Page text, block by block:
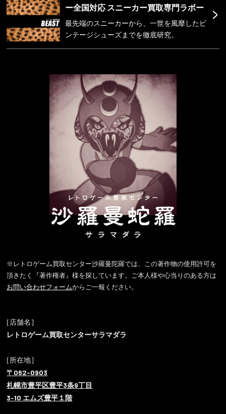
>
ー全国対応 スニーカー買取専門ラボー
最先端のスニーカーから、一世を風靡したビ
ンテージシューズまでを徹底研究。
※レトロゲーム買取センター沙羅曼陀羅では、この著作物の使用許可を
頂きたく『著作権者』様を探しています。ご本人様や心当りのある方は
お問い合わせフォームからご一報ください。
[店舗名]
レトロゲーム買取センターサラマダラ
[所在地]
〒062-0903
札幌市豊平区豊平3条9丁目
3-10 エムズ豊平１階